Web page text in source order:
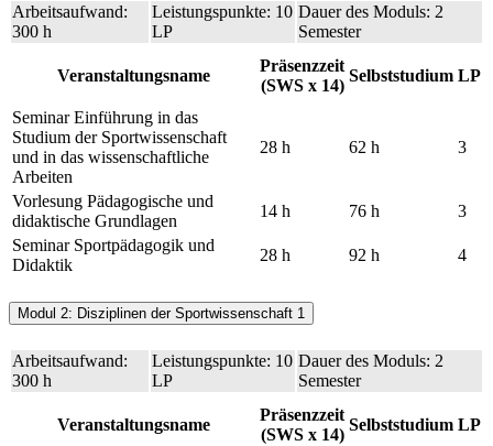
Arbeitsaufwand:
300 h
Leistungspunkte: 10
LP
Dauer des Moduls: 2
Semester
Veranstaltungsname
Präsenzzeit
(SWS x 14)
Selbststudium LP
Seminar Einführung in das
Studium der Sportwissenschaft
und in das wissenschaftliche
Arbeiten
28 h 62 h 3
Vorlesung Pädagogische und
didaktische Grundlagen
14 h 76 h
3
Seminar Sportpädagogik und
Didaktik
28 h 92 h 4
Modul 2: Disziplinen der Sportwissenschaft 1
Arbeitsaufwand:
300 h
Leistungspunkte: 10
LP
Dauer des Moduls: 2
Semester
Veranstaltungsname
Präsenzzeit
(SWS x 14)
Selbststudium LP